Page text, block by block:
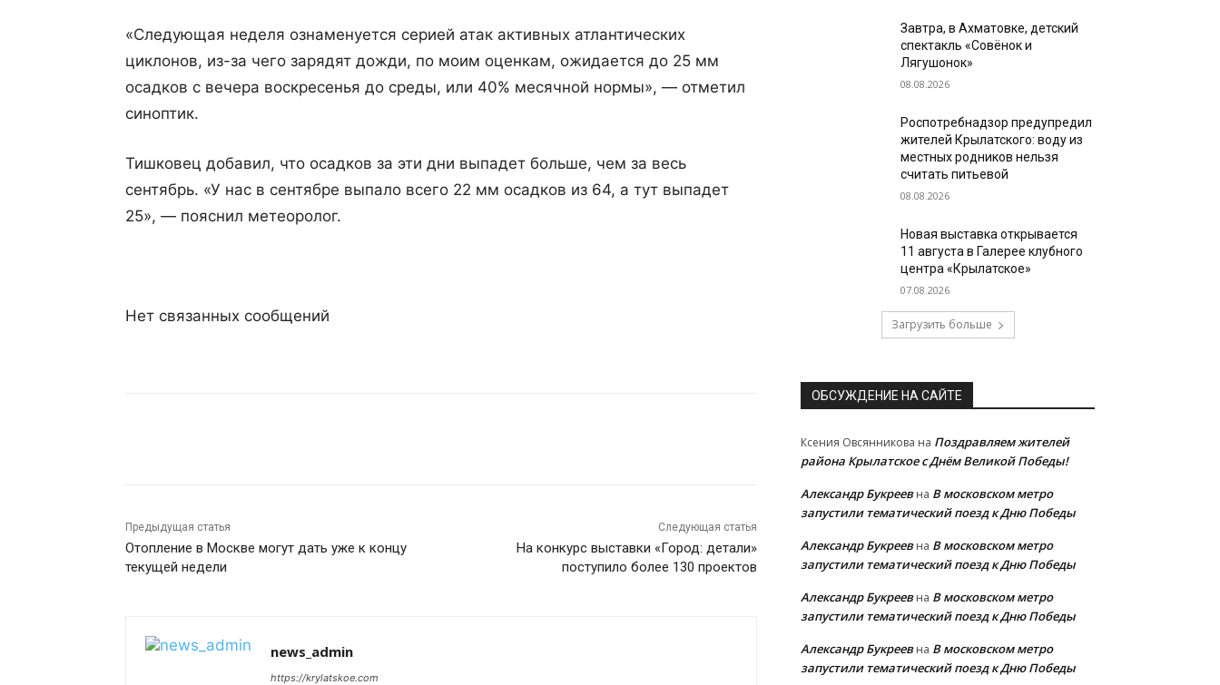
«Следующая неделя ознаменуется серией атак активных атлантических
циклонов, из-за чего зарядят дожди, по моим оценкам, ожидается до 25 мм
осадков с вечера воскресенья до среды, или 40% месячной нормы», — отметил
синоптик.
Тишковец добавил, что осадков за эти дни выпадет больше, чем за весь
сентябрь. «У нас в сентябре выпало всего 22 мм осадков из 64, а тут выпадет
25», — пояснил метеоролог.
Нет связанных сообщений
Предыдущая статья
Отопление в Москве могут дать уже к концу
текущей недели
Следующая статья
На конкурс выставки «Город: детали»
поступило более 130 проектов
news_admin
https://krylatskoe.com
Завтра, в Ахматовке, детский
спектакль «Совёнок и
Лягушонок»
08.08.2026
Роспотребнадзор предупредил
жителей Крылатского: воду из
местных родников нельзя
считать питьевой
08.08.2026
Новая выставка открывается
11 августа в Галерее клубного
центра «Крылатское»
07.08.2026
Загрузить больше
ОБСУЖДЕНИЕ НА САЙТЕ
Ксения Овсянникова на Поздравляем жителей
района Крылатское с Днём Великой Победы!
Александр Букреевна В московском метро
запустили тематический поезд к Дню Победы
Александр Букреевна В московском метро
запустили тематический поезд к Дню Победы
Александр Букреевна В московском метро
запустили тематический поезд к Дню Победы
Александр Букреевна В московском метро
запустили тематический поезд к Дню Победы